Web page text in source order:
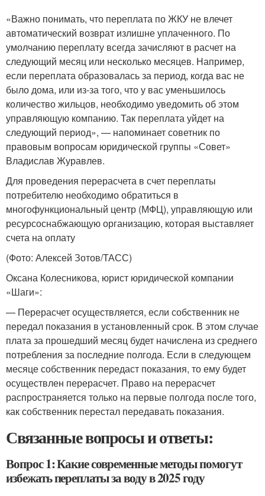
«Важно понимать, что переплата по ЖКУ не влечет
автоматический возврат излишне уплаченного. По
умолчанию переплату всегда зачисляют в расчет на
следующий месяц или несколько месяцев. Например,
если переплата образовалась за период, когда вас не
было дома, или из-за того, что у вас уменьшилось
количество жильцов, необходимо уведомить об этом
управляющую компанию. Так переплата уйдет на
следующий период», — напоминает советник по
правовым вопросам юридической группы «Совет»
Владислав Журавлев.
Для проведения перерасчета в счет переплаты
потребителю необходимо обратиться в
многофункциональный центр (МФЦ), управляющую или
ресурсоснабжающую организацию, которая выставляет
счета на оплату
(Фото: Алексей Зотов/ТАСС)
Оксана Колесникова, юрист юридической компании
«Шаги»:
— Перерасчет осуществляется, если собственник не
передал показания в установленный срок. В этом случае
плата за прошедший месяц будет начислена из среднего
потребления за последние полгода. Если в следующем
месяце собственник передаст показания, то ему будет
осуществлен перерасчет. Право на перерасчет
распространяется только на первые полгода после того,
как собственник перестал передавать показания.
Связанные вопросы и ответы:
Вопрос 1: Какие современные методы помогут
избежать переплаты за воду в 2025 году